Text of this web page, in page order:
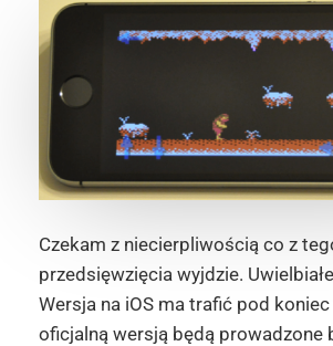
Czekam z niecierpliwością co z
przedsięwzięcia wyjdzie.
Wersja na iOS ma trafić pod
oficjalną wersją będą prowadzone